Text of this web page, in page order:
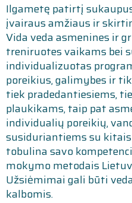
Ilgametę patirtį
įvairaus amžiaus ir
Vida veda asmenines ir
treniruotes vaikams bei
individualizuotas
poreikius, galimybes ir
tiek pradedantiesiems,
plaukikams, taip pat
individualių poreikių,
susiduriantiems su
tobulina savo
mokymo metodais
Užsiėmimai gali būti
kalbomis.